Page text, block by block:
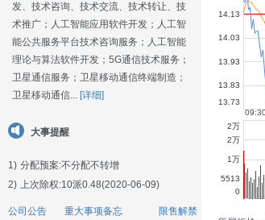
发、技术咨询、技术交流、技术转让、技
术推广；人工智能应用软件开发；人工智
能公共服务平台技术咨询服务；人工智能
理论与算法软件开发；5G通信技术服务；
卫星通信服务；卫星移动通信终端制造；
卫星移动通信... [详细]
大事提醒
1) 分配预案:不分配不转增
2) 上次除权:10派0.48(2020-06-09)
公司公告 重大事项备忘
限售解禁